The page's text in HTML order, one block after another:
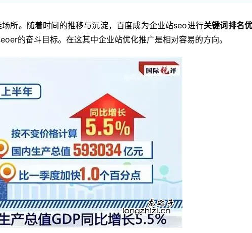
所。随着时间的推移与沉淀，百度成为企业站seo进行关键词排名
的奋斗目标。在这其中企业站优化推广是相对容易的方向。